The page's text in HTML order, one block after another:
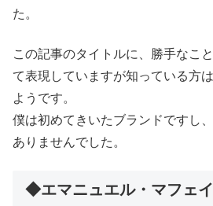
た。
この記事のタイトルに、勝手なこ
て表現していますが知っている方
ようです。
僕は初めてきいたブランドですし
ありませんでした。
◆エマニュエル・マフェ